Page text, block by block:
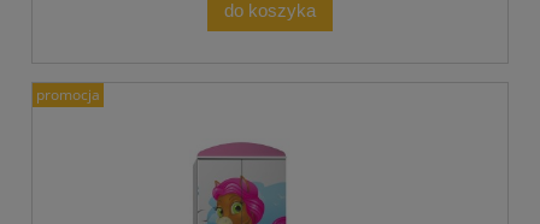
do koszyka
promocja